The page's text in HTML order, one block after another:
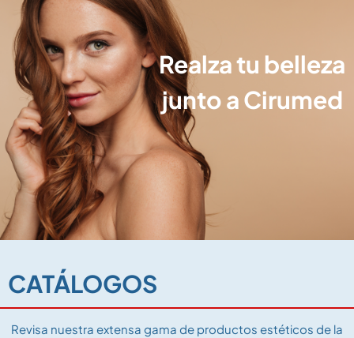
Realza tu belleza
junto a Cirumed
CATÁLOGOS
Revisa nuestra extensa gama de productos estéticos de la